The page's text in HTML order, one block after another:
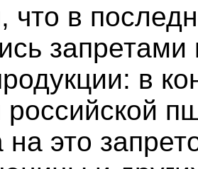
что в
запретами
в
российской
на это